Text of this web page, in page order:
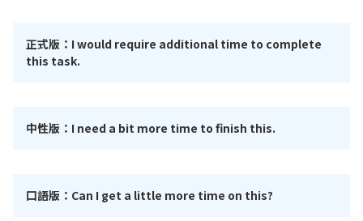
正式版：I would require additional time to complete
this task.
中性版：I need a bit more time to finish this.
口語版：Can I get a little more time on this?